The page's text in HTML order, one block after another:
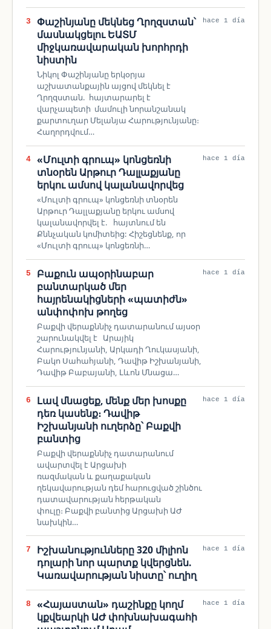
3
Փաշինյանը մեկնեց Ղրղզստան՝
մասնակցելու ԵԱՏՄ
միջկառավարական խորհրդի
նիստին
Նիկոլ Փաշինյանը երկօրյա
աշխատանքային այցով մեկնել է
Ղրղզստան. հայտարարել է
վարչապետի մամուլի նորանշանակ
քարտուղար Մելանյա Հարությունյանը։
Հաղորդվում…
hace 1 día
4
«Մուլտի գրուպ» կոնցեռնի
տնօրեն Արթուր Դալլաքյանը
երկու ամսով կալանավորվեց
«Մուլտի գրուպ» կոնցեռնի տնօրեն
Արթուր Դալլաքյանը երկու ամսով
կալանավորվել է. հայտնում են
Քննչական կոմիտեից: Հիշեցնենք, որ
«Մուլտի գրուպ» կոնցեռնի…
hace 1 día
5
Բաքուն ապօրինաբար
բանտարկած մեր
հայրենակիցների «պատիժն»
անփոփոխ թողեց
Բաքվի վերաքննիչ դատարանում այսօր
շարունակվել է Արայիկ
Հարությունյանի, Արկադի Ղուկասյանի,
Բակո Սահահյանի, Դավիթ Իշխանյանի,
Դավիթ Բաբայանի, Լևոն Մնացա…
hace 1 día
6
Լավ մնացեք, մենք մեր խոսքը
դեռ կասենք։ Դավիթ
Իշխանյանի ուղերձը՝ Բաքվի
բանտից
Բաքվի վերաքննիչ դատարանում
ավարտվել է Արցախի
ռազմական և քաղաքական
ղեկավարության դեմ հարուցված շինծու
դատավարության հերթական
փուլը։ Բաքվի բանտից Արցախի ԱԺ
նախկին…
hace 1 día
7
Իշխանությունները 320 միլիոն
դոլարի նոր պարտք կվերցնեն.
Կառավարության նիստը՝ ուղիղ
hace 1 día
8
«Հայաստան» դաշինքը կողմ
կքվեարկի ԱԺ փոխնախագահի
hace 1 día